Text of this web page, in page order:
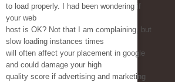
to load properly. I had been wondering if
your web
host is OK? Not that I am complaining, but
slow loading instances times
will often affect your placement in google
and could damage your high
quality score if advertising and marketing